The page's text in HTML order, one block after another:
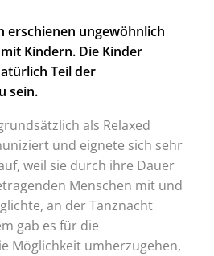
erschienen ungewöhnlich
Kindern. Die Kinder
Teil der
sein.
als Relaxed
und eignete sich sehr
weil sie durch ihre Dauer
Menschen mit und
an der Tanznacht
gab es für die
Möglichkeit umherzugehen,